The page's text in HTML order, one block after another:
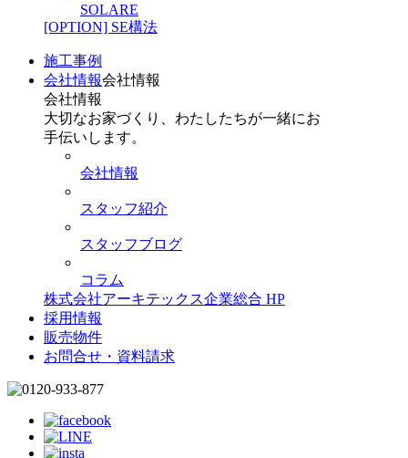
SOLARE
[OPTION] SE構法
施工事例
会社情報会社情報
会社情報
大切なお家づくり、わたしたちが一緒にお
手伝いします。
会社情報
スタッフ紹介
スタッフブログ
コラム
株式会社アーキテックス企業総合 HP
採用情報
販売物件
お問合せ・資料請求